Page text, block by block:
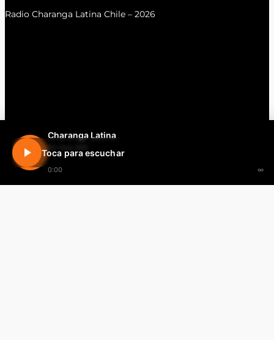
Charanga Latina
En vivo 24h
0:00 ∞
Toca para escuchar
Radio Charanga Latina Chile – 2026